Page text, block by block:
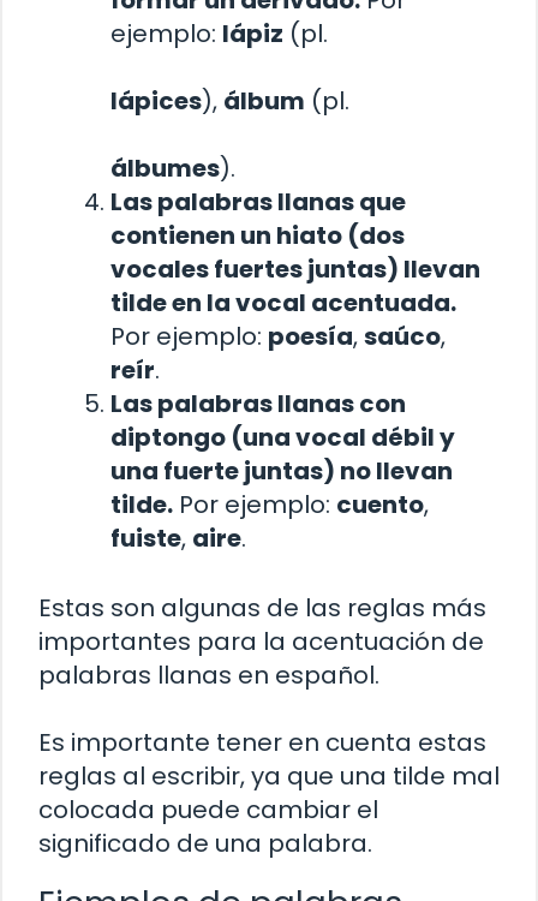
ejemplo: lápiz (pl.
lápices), álbum (pl.
álbumes).
Las palabras llanas que
contienen un hiato (dos
vocales fuertes juntas) llevan
tilde en la vocal acentuada.
Por ejemplo: poesía,saúco,
reír.
Las palabras llanas con
diptongo (una vocal débil y
una fuerte juntas) no llevan
tilde. Por ejemplo: cuento,
fuiste, aire.
Estas son algunas de las reglas más
importantes para la acentuación de
palabras llanas en español.
Es importante tener en cuenta estas
reglas al escribir, ya que una tilde mal
colocada puede cambiar el
significado de una palabra.